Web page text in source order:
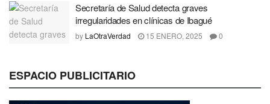
Secretaría de Salud detecta graves
irregularidades en clínicas de Ibagué
by LaOtraVerdad 15 ENERO, 2025 0
ESPACIO PUBLICITARIO